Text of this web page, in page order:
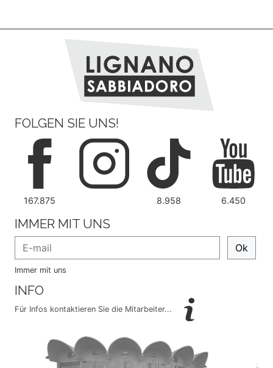
FOLGEN SIE UNS!
167.875 8.958 6.450
IMMER MIT UNS
Ok
Immer mit uns
INFO
Für Infos kontaktieren Sie die Mitarbeiter...